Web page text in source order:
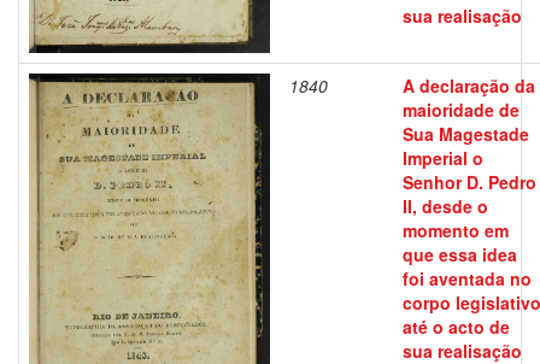
sua realisação
1840
A declaração da
maioridade de
Sua Magestade
Imperial o
Senhor D. Pedro
II, desde o
momento em
que essa idea
foi aventada no
corpo legislativo
até o acto de
sua realisação